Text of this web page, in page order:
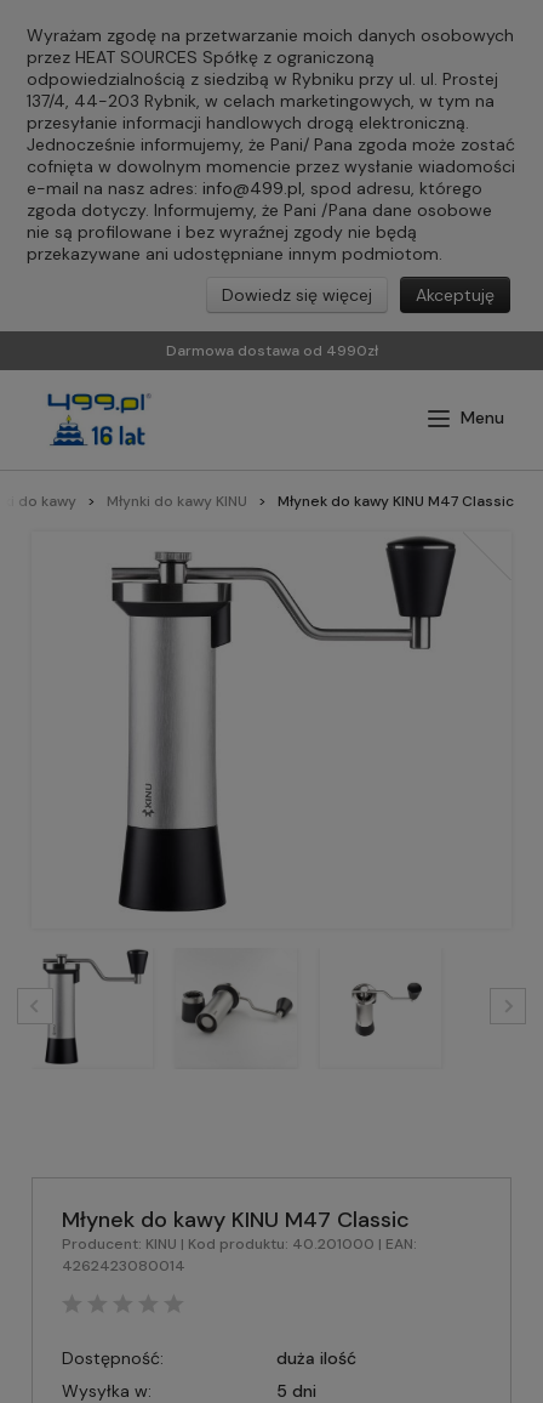
Wyrażam zgodę na przetwarzanie moich danych osobowych
przez HEAT SOURCES Spółkę z ograniczoną
odpowiedzialnością z siedzibą w Rybniku przy ul. ul. Prostej
137/4, 44-203 Rybnik, w celach marketingowych, w tym na
przesyłanie informacji handlowych drogą elektroniczną.
Jednocześnie informujemy, że Pani/ Pana zgoda może zostać
cofnięta w dowolnym momencie przez wysłanie wiadomości
e-mail na nasz adres: info@499.pl, spod adresu, którego
zgoda dotyczy. Informujemy, że Pani /Pana dane osobowe
nie są profilowane i bez wyraźnej zgody nie będą
przekazywane ani udostępniane innym podmiotom.
Akceptuję
Dowiedz się więcej
Darmowa dostawa od 4990zł
do kawy Młynki do kawy KINU Młynek do kawy KINU M47 Classic
Młynek do kawy KINU M47 Classic
Producent: KINU | Kod produktu: 40.201000 | EAN:
4262423080014
Dostępność:
duża ilość
Wysyłka w:
5 dni